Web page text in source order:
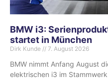
BMW i3:
startet in München
Dirk Kunde 7. August 2026
BMW nimmt Anfang August
elektrischen i3 im